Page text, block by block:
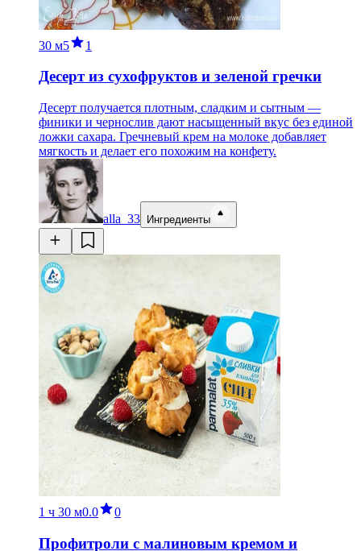
30 м5 1
Десерт из сухофруктов и зеленой гречки
Десерт получается плотным, сладким и сытным —
финики и чернослив дают насыщенный вкус без единой
ложки сахара. Гречневый крем на молоке добавляет
мягкость и делает его похожим на конфету.
alla_33 Ингредиенты
1 ч 30 м0.0 0
Профитроли с малиновым кремом и